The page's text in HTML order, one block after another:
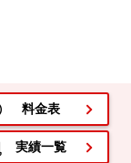
料金表
実績一覧